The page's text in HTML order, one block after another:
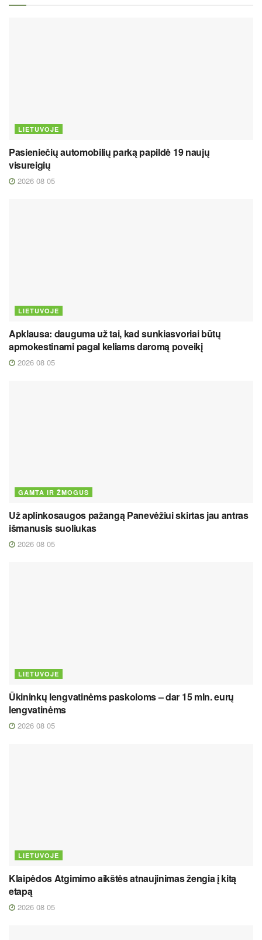
LIETUVOJE
Pasieniečių automobilių parką papildė 19 naujų
visureigių
2026 08 05
LIETUVOJE
Apklausa: dauguma už tai, kad sunkiasvoriai būtų
apmokestinami pagal keliams daromą poveikį
2026 08 05
GAMTA IR ŽMOGUS
Už aplinkosaugos pažangą Panevėžiui skirtas jau antras
išmanusis suoliukas
2026 08 05
LIETUVOJE
Ūkininkų lengvatinėms paskoloms – dar 15 mln. eurų
lengvatinėms
2026 08 05
LIETUVOJE
Klaipėdos Atgimimo aikštės atnaujinimas žengia į kitą
etapą
2026 08 05